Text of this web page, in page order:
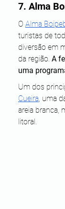
7. Alma
O Alma
turistas de
diversão em
da região. A
uma
Um dos
Cueira, uma
areia branca,
litoral.